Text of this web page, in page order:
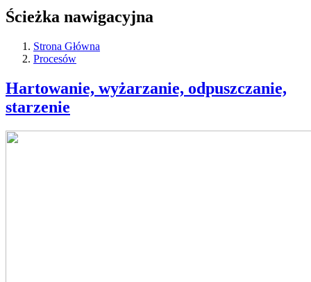
Ścieżka nawigacyjna
Strona Główna
Procesów
Hartowanie, wyżarzanie, odpuszczanie,
starzenie